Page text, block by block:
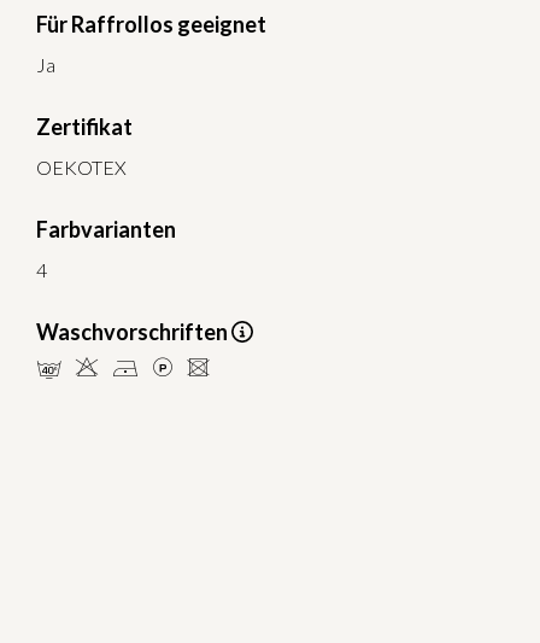
Für Raffrollos geeignet
Ja
Zertifikat
OEKOTEX
Farbvarianten
4
Waschvorschriften
nHDLU